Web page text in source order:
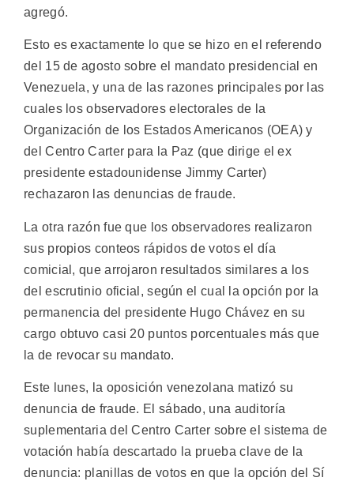
agregó.
Esto es exactamente lo que se hizo en el referendo
del 15 de agosto sobre el mandato presidencial en
Venezuela, y una de las razones principales por las
cuales los observadores electorales de la
Organización de los Estados Americanos (OEA) y
del Centro Carter para la Paz (que dirige el ex
presidente estadounidense Jimmy Carter)
rechazaron las denuncias de fraude.
La otra razón fue que los observadores realizaron
sus propios conteos rápidos de votos el día
comicial, que arrojaron resultados similares a los
del escrutinio oficial, según el cual la opción por la
permanencia del presidente Hugo Chávez en su
cargo obtuvo casi 20 puntos porcentuales más que
la de revocar su mandato.
Este lunes, la oposición venezolana matizó su
denuncia de fraude. El sábado, una auditoría
suplementaria del Centro Carter sobre el sistema de
votación había descartado la prueba clave de la
denuncia: planillas de votos en que la opción del Sí